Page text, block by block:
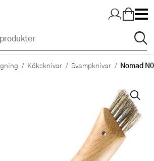
Köksknivar Svampknivar Nomad